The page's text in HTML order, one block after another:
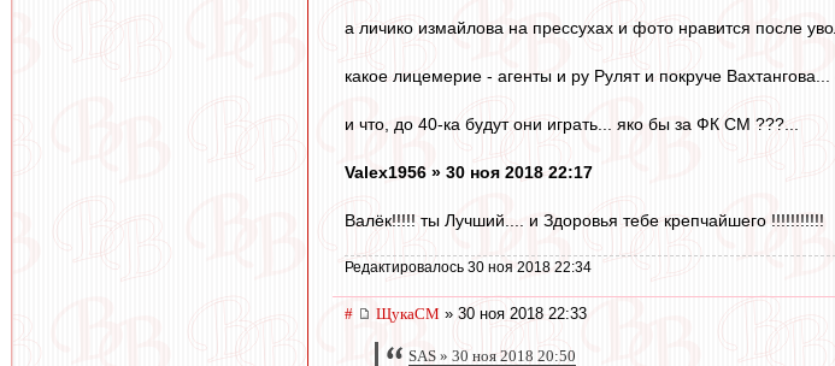
а личико измайлова на прессухах и фото нравится после
какое лицемерие - агенты и ру Рулят и покруче
и что, до 40-ка будут они играть... яко бы за ФК СМ ???...
Valex1956 » 30 ноя 2018 22:17
Валёк!!!!! ты Лучший.... и Здоровья тебе крепчайшего !!!!!!!!!!!
Редактировалось 30 ноя 2018 22:34
# ЩукаСМ » 30 ноя 2018 22:33
SAS » 30 ноя 2018 20:50